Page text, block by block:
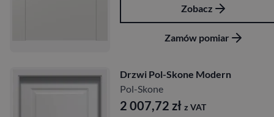
Zobacz
Zamów pomiar
Drzwi Pol-Skone Modern
Pol-Skone
2 007,72 zł z VAT